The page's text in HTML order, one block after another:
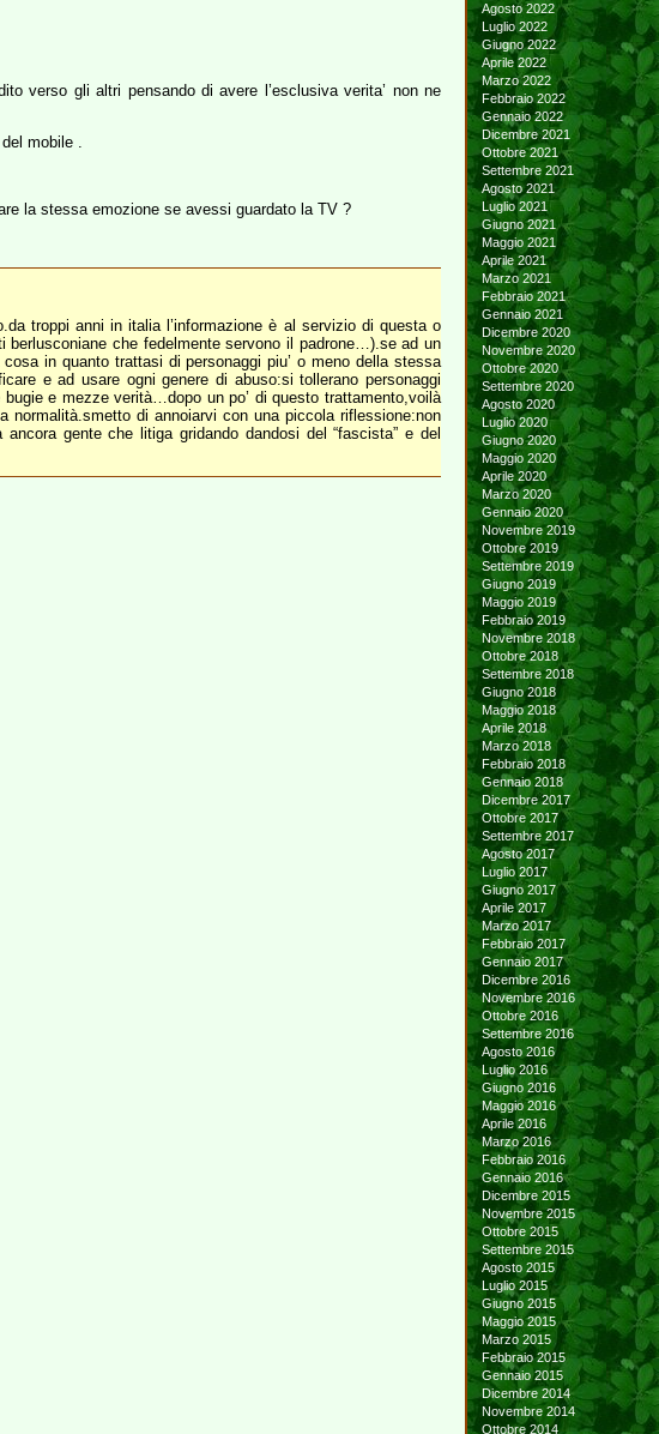
verso gli altri pensando di avere l’esclusiva verita’ non ne
mobile .
la stessa emozione se avessi guardato la TV ?
troppi anni in italia l’informazione è al servizio di questa o
che fedelmente servono il padrone…).se ad un
in quanto trattasi di personaggi piu’ o meno della stessa
e ad usare ogni genere di abuso:si tollerano personaggi
e mezze verità…dopo un po’ di questo trattamento,voilà
di annoiarvi con una piccola riflessione:non
gente che litiga gridando dandosi del “fascista” e del
Agosto 2022
Luglio 2022
Giugno 2022
Aprile 2022
Marzo 2022
Febbraio 2022
Gennaio 2022
Dicembre 2021
Ottobre 2021
Settembre 2021
Agosto 2021
Luglio 2021
Giugno 2021
Maggio 2021
Aprile 2021
Marzo 2021
Febbraio 2021
Gennaio 2021
Dicembre 2020
Novembre 2020
Ottobre 2020
Settembre 2020
Agosto 2020
Luglio 2020
Giugno 2020
Maggio 2020
Aprile 2020
Marzo 2020
Gennaio 2020
Novembre 2019
Ottobre 2019
Settembre 2019
Giugno 2019
Maggio 2019
Febbraio 2019
Novembre 2018
Ottobre 2018
Settembre 2018
Giugno 2018
Maggio 2018
Aprile 2018
Marzo 2018
Febbraio 2018
Gennaio 2018
Dicembre 2017
Ottobre 2017
Settembre 2017
Agosto 2017
Luglio 2017
Giugno 2017
Aprile 2017
Marzo 2017
Febbraio 2017
Gennaio 2017
Dicembre 2016
Novembre 2016
Ottobre 2016
Settembre 2016
Agosto 2016
Luglio 2016
Giugno 2016
Maggio 2016
Aprile 2016
Marzo 2016
Febbraio 2016
Gennaio 2016
Dicembre 2015
Novembre 2015
Ottobre 2015
Settembre 2015
Agosto 2015
Luglio 2015
Giugno 2015
Maggio 2015
Marzo 2015
Febbraio 2015
Gennaio 2015
Dicembre 2014
Novembre 2014
Ottobre 2014